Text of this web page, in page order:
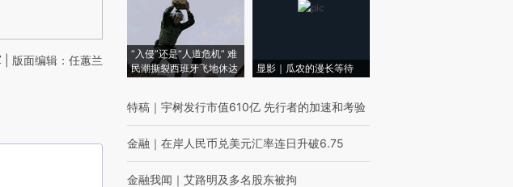
| 版面编辑：任蕙兰
“入侵”还是“人道危机” 难
民潮撕裂西班牙飞地休达
显影｜瓜农的漫长等待
特稿 ｜ 宇树发行市值610亿 先行者的加速和考验
金融 ｜ 在岸人民币兑美元汇率连日升破6.75
金融我闻 ｜ 艾路明及多名股东被拘